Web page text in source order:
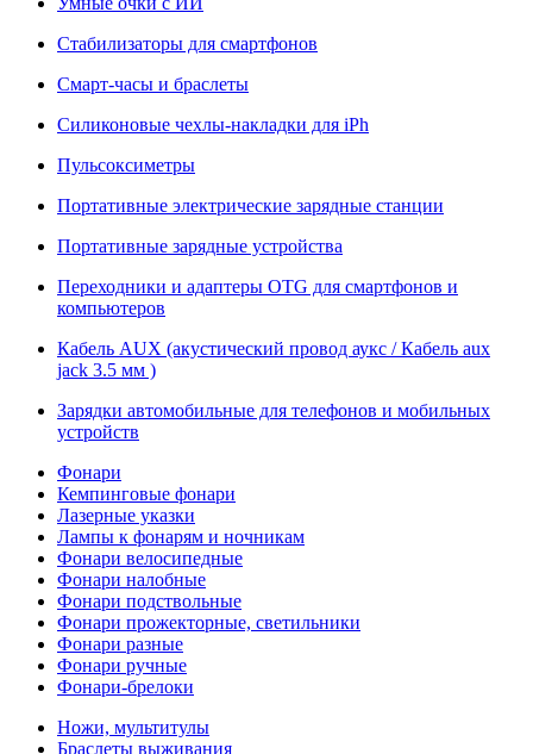
Стабилизаторы для смартфонов
Смарт-часы и браслеты
Силиконовые чехлы-накладки для iPh
Пульсоксиметры
Портативные электрические зарядные станции
Портативные зарядные устройства
Переходники и адаптеры OTG для смартфонов и
компьютеров
Кабель AUX (акустический провод аукс / Кабель aux
jack 3.5 мм )
Зарядки автомобильные для телефонов и мобильных
устройств
Фонари
Кемпинговые фонари
Лазерные указки
Лампы к фонарям и ночникам
Фонари велосипедные
Фонари налобные
Фонари подствольные
Фонари прожекторные, светильники
Фонари разные
Фонари ручные
Фонари-брелоки
Ножи, мультитулы
Браслеты выживания